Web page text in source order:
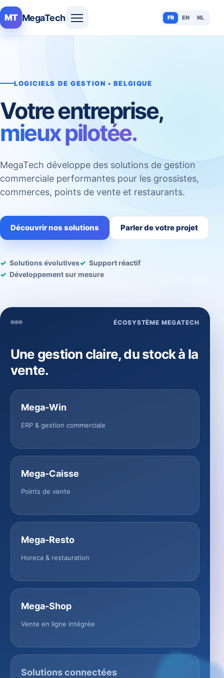
MT MegaTech FR EN NL
LOGICIELS DE GESTION • BELGIQUE
Votre entreprise,
mieux pilotée.
MegaTech développe des solutions de gestion
commerciale performantes pour les grossistes,
commerces, points de vente et restaurants.
Découvrir nos solutions Parler de votre projet
Solutions évolutives
Support réactif
Développement sur mesure
ÉCOSYSTÈME MEGATECH
Une gestion claire, du stock à la
vente.
Mega-Win
ERP & gestion commerciale
Mega-Caisse
Points de vente
Mega-Resto
Horeca & restauration
Mega-Shop
Vente en ligne intégrée
Solutions connectées